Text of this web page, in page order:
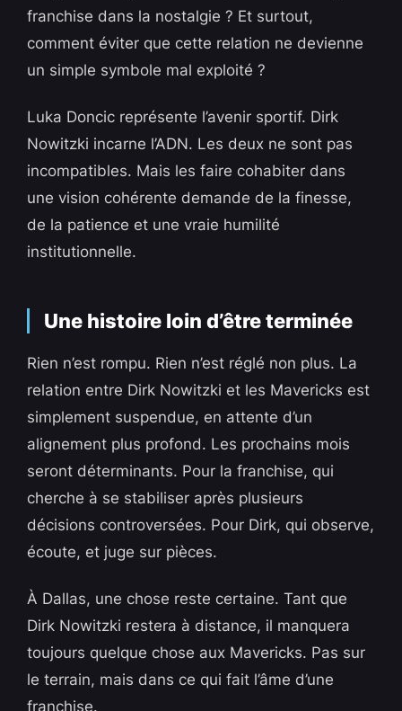
franchise dans la nostalgie ? Et surtout,
comment éviter que cette relation ne devienne
un simple symbole mal exploité ?
Luka Doncic représente l’avenir sportif. Dirk
Nowitzki incarne l’ADN. Les deux ne sont pas
incompatibles. Mais les faire cohabiter dans
une vision cohérente demande de la finesse,
de la patience et une vraie humilité
institutionnelle.
Une histoire loin d’être terminée
Rien n’est rompu. Rien n’est réglé non plus. La
relation entre Dirk Nowitzki et les Mavericks est
simplement suspendue, en attente d’un
alignement plus profond. Les prochains mois
seront déterminants. Pour la franchise, qui
cherche à se stabiliser après plusieurs
décisions controversées. Pour Dirk, qui observe,
écoute, et juge sur pièces.
À Dallas, une chose reste certaine. Tant que
Dirk Nowitzki restera à distance, il manquera
toujours quelque chose aux Mavericks. Pas sur
le terrain, mais dans ce qui fait l’âme d’une
franchise.